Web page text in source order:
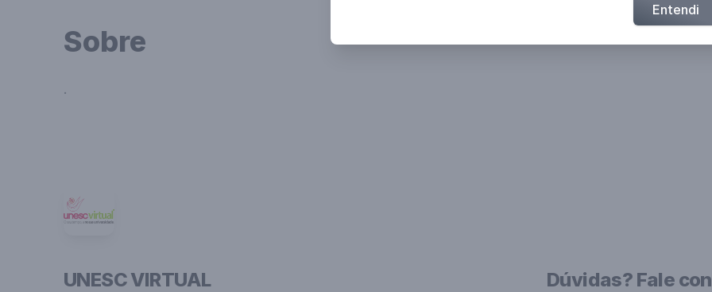
Sobre
.
UNESC VIRTUAL Dúvidas? Fale
Entendi